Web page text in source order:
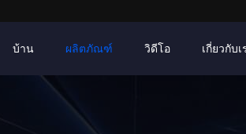
บ้าน ผลิตภัณฑ์ วิดีโอ เกี่ยวกับเ